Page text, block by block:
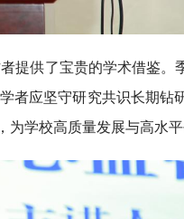
提供了宝贵的学术借鉴。
者应坚守研究共识长期钻
学校高质量发展与高水平